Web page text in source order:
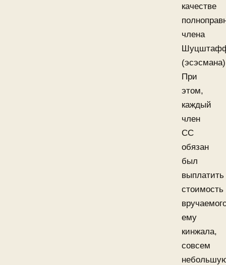
качестве
члена
При
этом,
каждый
член
СС
обязан
был
выплатить
стоимость
ему
кинжала,
совсем